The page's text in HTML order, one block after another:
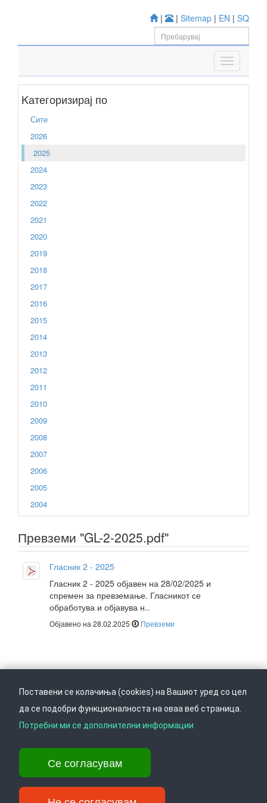
| | Sitemap | EN | SQ
Kатегоризирај по
Сите
2026
2025
2024
2023
2022
2021
2020
2019
2018
2017
2016
2015
2014
2013
2012
2011
2010
2009
2008
2007
2006
2005
2004
Превземи "GL-2-2025.pdf"
Гласник 2 - 2025
Гласник 2 - 2025 објавен на 28/02/2025 и
спремен за превземање. Гласникот се
обработува и објавува н..
Објавено на 28.02.2025 Превземи
Врати се горе Следете не на
Ул. Даме Груев 14, Катна гаража Беко на 1-виот кат, 1000 Скопје,
Тел: +389 2 3103 601 (641), Факс: +389 2 3137 149 |
info@ippo.gov.mk
Поставени се колачиња (cookies) на Вашиот уред со цел
да се подобри функционалноста на оваа веб страница.
Потребни ми се дополнителни информации
Се согласувам